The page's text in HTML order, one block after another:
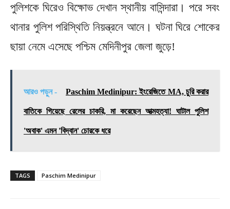
পুলিশকে ঘিরেও বিক্ষোভ দেখান স্থানীয় বাসিন্দারা। পরে সবং
থানার পুলিশ পরিস্থিতি নিয়ন্ত্রনে আনে। ঘটনা ঘিরে শোকের
ছায়া নেমে এসেছে পশ্চিম মেদিনীপুর জেলা জুড়ে!
আরও পড়ুন - Paschim Medinipur: ইংরেজিতে MA, চুরি করার
বাতিকে গিয়েছে রেলের চাকরি, মা করেছেন আত্মহত্যা! ঘাটাল পুলিশ
'অবাক' এমন 'বিদ্বান' চোরকে ধরে
TAGS Paschim Medinipur